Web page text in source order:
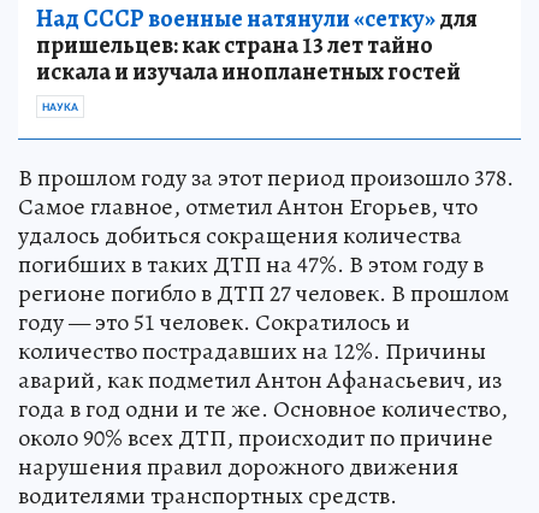
Над СССР военные натянули «сетку»для
пришельцев: как страна 13 лет тайно
искала и изучала инопланетных гостей
НАУКА
В прошлом году за этот период произошло 378.
Самое главное, отметил Антон Егорьев, что
удалось добиться сокращения количества
погибших в таких ДТП на 47%. В этом году в
регионе погибло в ДТП 27 человек. В прошлом
году — это 51 человек. Сократилось и
количество пострадавших на 12%. Причины
аварий, как подметил Антон Афанасьевич, из
года в год одни и те же. Основное количество,
около 90% всех ДТП, происходит по причине
нарушения правил дорожного движения
водителями транспортных средств.